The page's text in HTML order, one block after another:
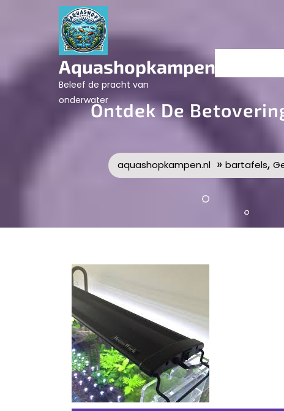
Aquashopkampen.nl
Beleef de pracht van
onderwaterOntdek De
aquashopkampen.nl» bartafels,